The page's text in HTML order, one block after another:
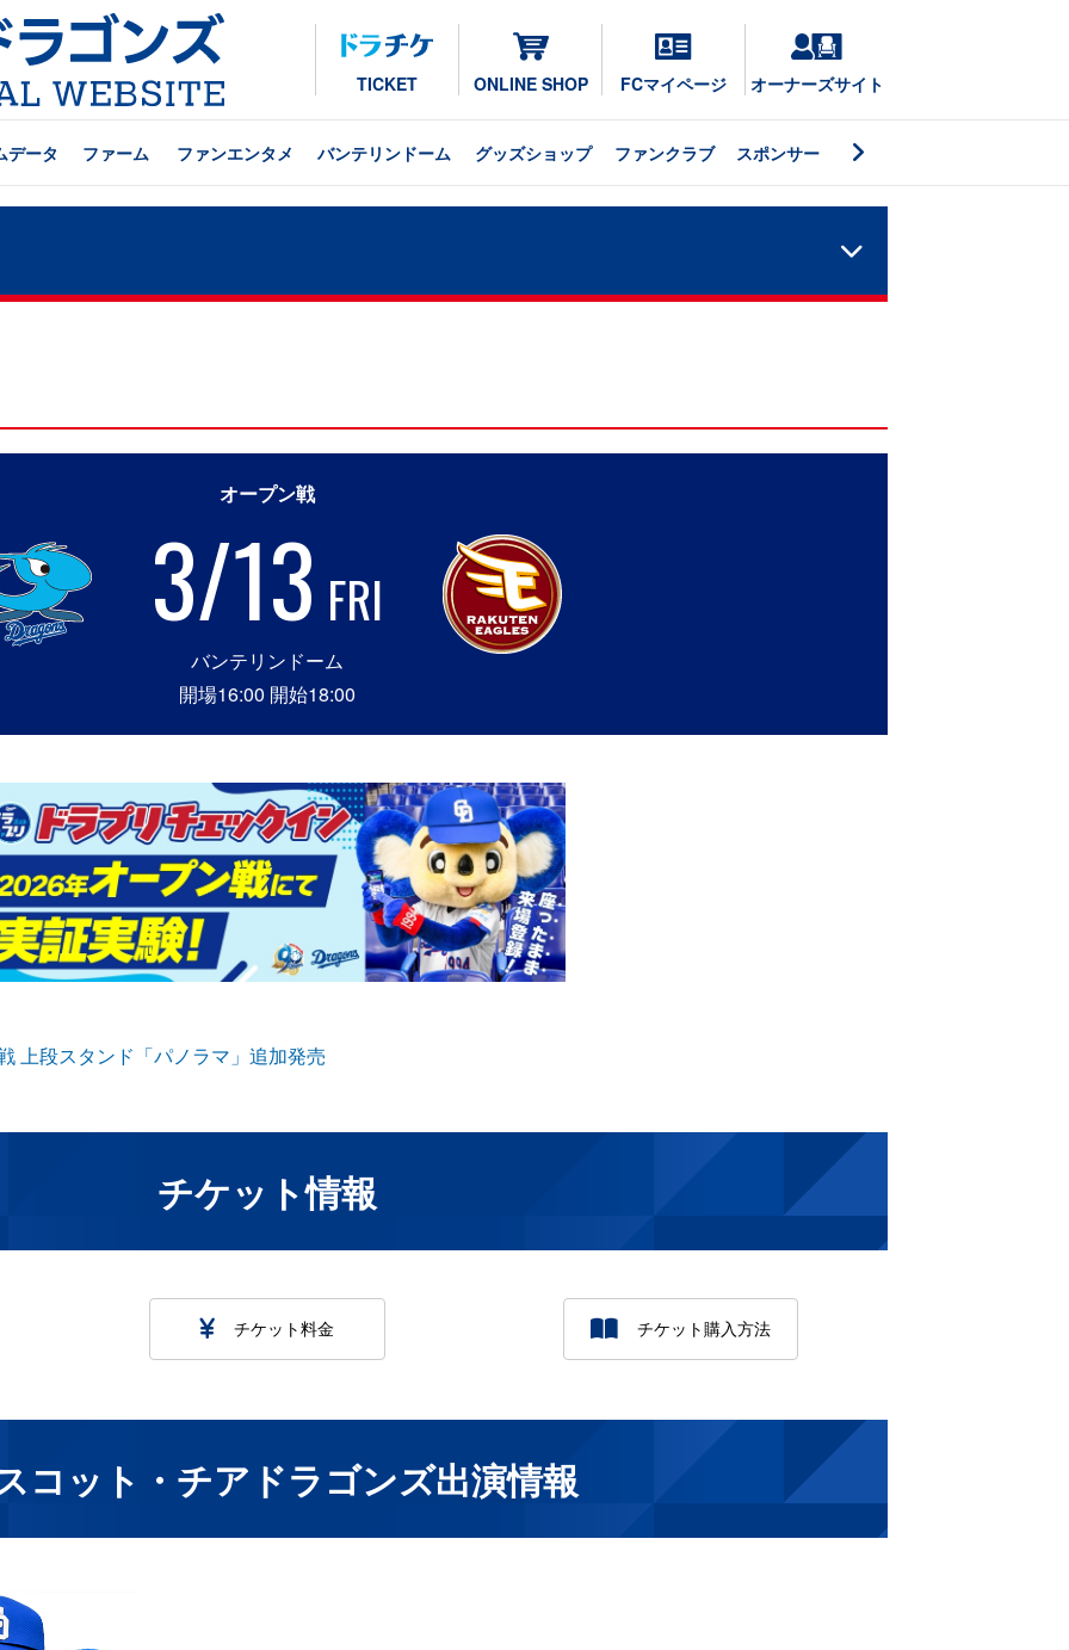
TICKET ONLINE SHOP FCマイページ オーナーズサイト
データ ファーム ファンエンタメ バンテリンドーム グッズショップ ファンクラブ スポンサー
オープン戦
3/13 FRI
バンテリンドーム
開場16:00 開始18:00
上段スタンド「パノラマ」追加発売
チケット情報
チケット料金 チケット購入方法
コット・チアドラゴンズ出演情報